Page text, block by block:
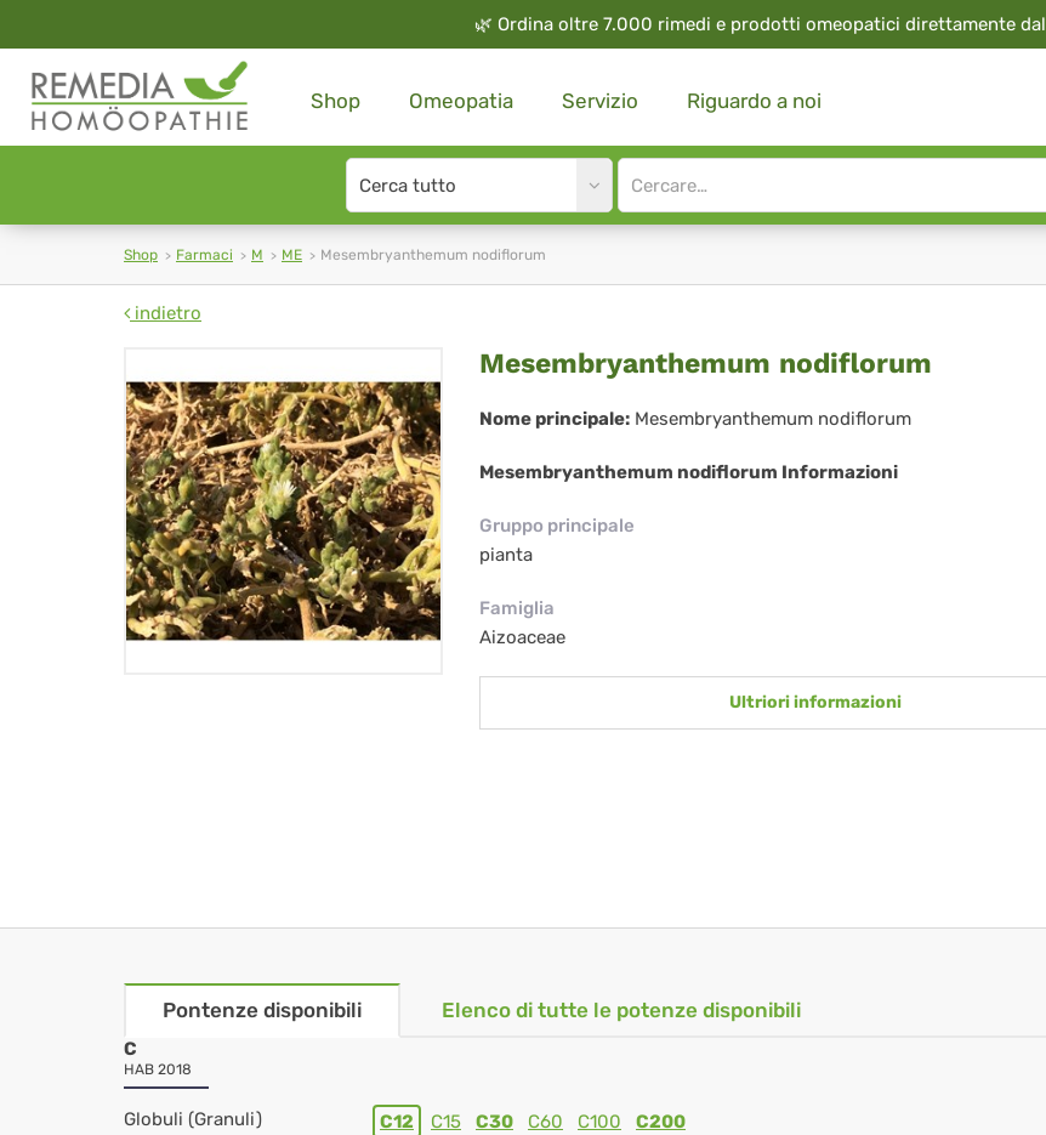
🌿 Ordina oltre 7.000 rimedi e prodotti omeopatici direttamente dal
Shop Omeopatia Servizio Riguardo a noi
Search
type
Site
search
Shop Farmaci M ME Mesembryanthemum nodiflorum
indietro
Mesembryanthemum
nodiflorum
Mesembryanthemum nodiflorum
Nome principale: Mesembryanthemum nodiflorum
Mesembryanthemum nodiflorum Informazioni
Gruppo principale
pianta
Famiglia
Aizoaceae
Ultriori informazioni
Pontenze disponibili Elenco di tutte le potenze disponibili
C
HAB 2018
Globuli (Granuli) C12 C15 C30 C60 C100 C200